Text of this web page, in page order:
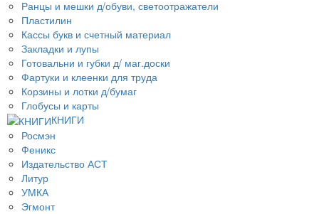
Ранцы и мешки д/обуви, светоотражатели
Пластилин
Кассы букв и счетный материал
Закладки и лупы
Готовальни и губки д/ маг.доски
Фартуки и клеенки для труда
Корзины и лотки д/бумаг
Глобусы и карты
КНИГИ
Росмэн
Феникс
Издательство АСТ
Литур
УМКА
Эгмонт